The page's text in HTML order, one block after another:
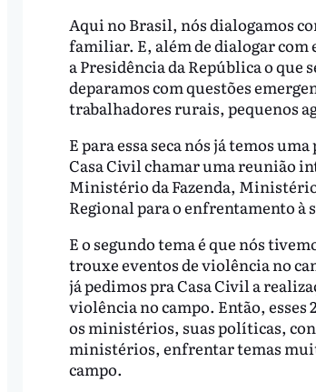
Aqui no Brasil, nós dialogamos
familiar. E, além de dialogar
a Presidência da República o que
deparamos com questões
trabalhadores rurais, pequenos
E para essa seca nós já temos
Casa Civil chamar uma reunião
Ministério da Fazenda,
Regional para o enfrentamento à
E o segundo tema é que nós
trouxe eventos de violência no
já pedimos pra Casa Civil a
violência no campo. Então,
os ministérios, suas políticas,
ministérios, enfrentar temas
campo.